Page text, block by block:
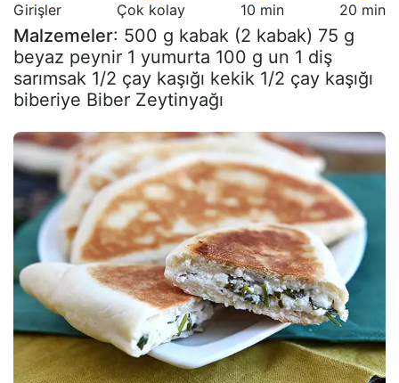
Girişler Çok kolay 10 min 20 min
Malzemeler: 500 g kabak (2 kabak) 75 g
beyaz peynir 1 yumurta 100 g un 1 diş
sarımsak 1/2 çay kaşığı kekik 1/2 çay kaşığı
biberiye Biber Zeytinyağı